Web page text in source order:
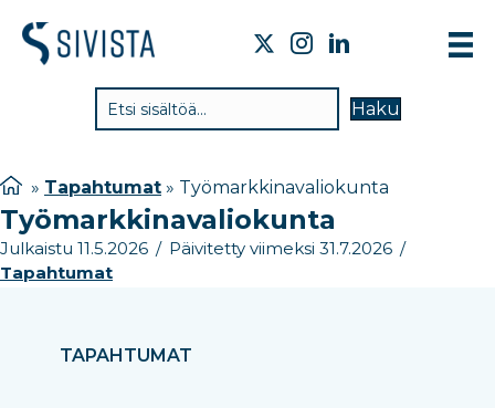
Haku
TAPAHTUMAT
» Tapahtumat » Työmarkkinavaliokunta
Työmarkkinavaliokunta
Julkaistu 11.5.2026 / Päivitetty viimeksi 31.7.2026 /
Tapahtumat